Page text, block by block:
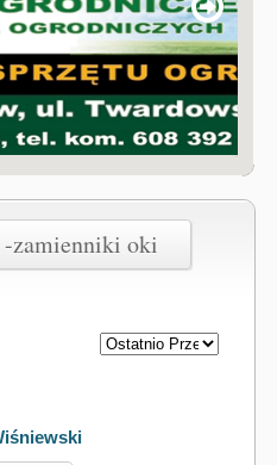
-zamienniki oki